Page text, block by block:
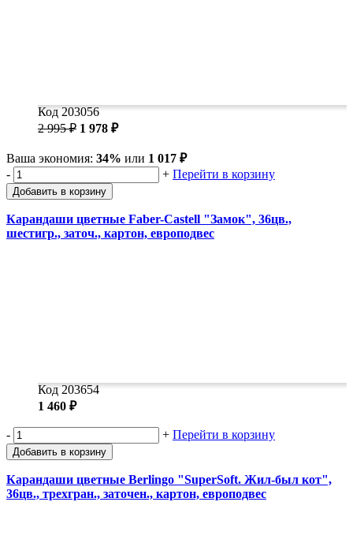
Код 203056
2 995 ₽ 1 978 ₽
Ваша экономия: 34% или 1 017 ₽
-
+ Перейти в корзину
Добавить в корзину
Карандаши цветные Faber-Castell "Замок", 36цв.,
шестигр., заточ., картон, европодвес
Код 203654
1 460 ₽
- + Перейти в корзину
Добавить в корзину
Карандаши цветные Berlingo "SuperSoft. Жил-был кот",
36цв., трехгран., заточен., картон, европодвес